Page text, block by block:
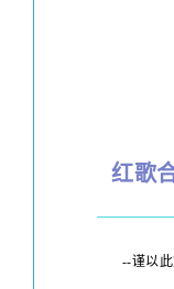
红歌
--谨以